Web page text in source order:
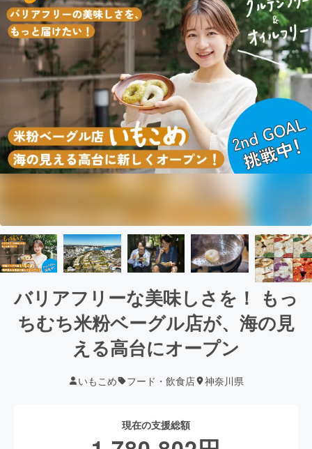
バリアフリーな美味しさを！ もっ
ちむち米粉ベーグル店が、海の見
える高台にオープン
いもこめ フード・飲食店 神奈川県
現在の支援総額